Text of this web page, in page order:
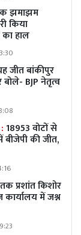
झमाझम
किया
हाल
जीत बांकीपुर
बोले- BJP नेतृत्व
18953 वोटों से
बीजेपी की जीत,
प्रशांत किशोर
में जश्न